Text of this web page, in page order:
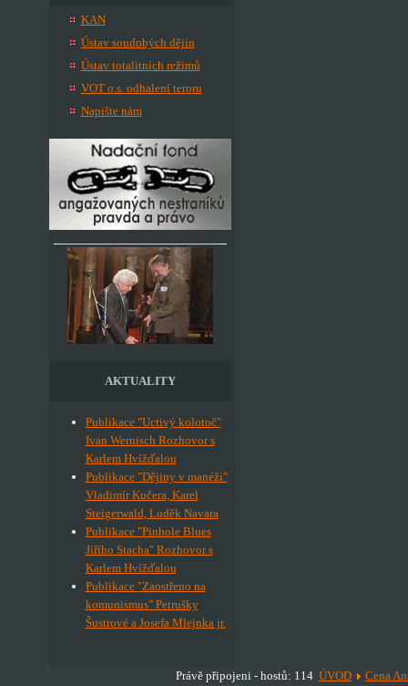
KAN
Ústav soudobých dějin
Ústav totalitních režimů
VOT o.s. odhalení teroru
Napište nám
AKTUALITY
Publikace "Uctivý kolotoč"
Ivan Wernisch Rozhovor s
Karlem Hvížďalou
Publikace "Dějiny v manéži"
Vladimír Kučera, Karel
Steigerwald, Luděk Navara
Publikace "Pinhole Blues
Jiřího Stacha" Rozhovor s
Karlem Hvížďalou
Publikace "Zaostřeno na
komunismus" Petrušky
Šustrové a Josefa Mlejnka jr.
Právě připojeni - hostů: 114 ÚVOD Cena